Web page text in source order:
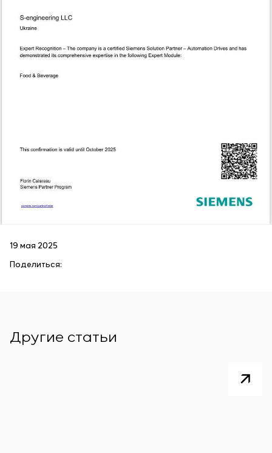
19 мая 2025
Поделиться:
Другие статьи